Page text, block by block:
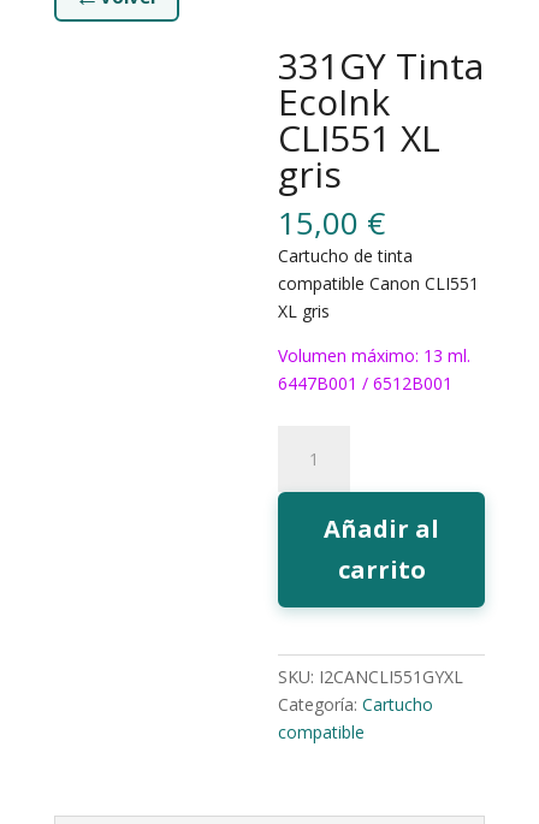
331GY Tinta
EcoInk
CLI551 XL
gris
15,00 €
Cartucho de tinta
compatible Canon CLI551
XL gris
Volumen máximo: 13 ml.
6447B001 / 6512B001
Tinta
EcoInk
CLI551
cantidad
Añadir al
carrito
SKU: I2CANCLI551GYXL
Categoría:Cartucho
compatible